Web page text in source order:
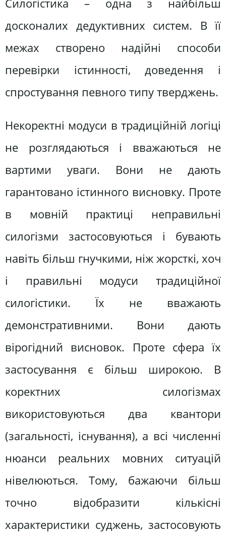
Силогістика – одна з найбільш
досконалих дедуктивних систем. В її
межах створено надійні способи
перевірки істинності, доведення і
спростування певного типу тверджень.
Некоректні модуси в традиційній логіці
не розглядаються і вважаються не
вартими уваги. Вони не дають
гарантовано істинного висновку. Проте
в мовній практиці неправильні
силогізми застосовуються і бувають
навіть більш гнучкими, ніж жорсткі, хоч
і правильні модуси традиційної
силогістики. Їх не вважають
демонстративними. Вони дають
вірогідний висновок. Проте сфера їх
застосування є більш широкою. В
коректних силогізмах
використовуються два квантори
(загальності, існування), а всі численні
нюанси реальних мовних ситуацій
нівелюються. Тому, бажаючи більш
точно відобразити кількісні
характеристики суджень, застосовують